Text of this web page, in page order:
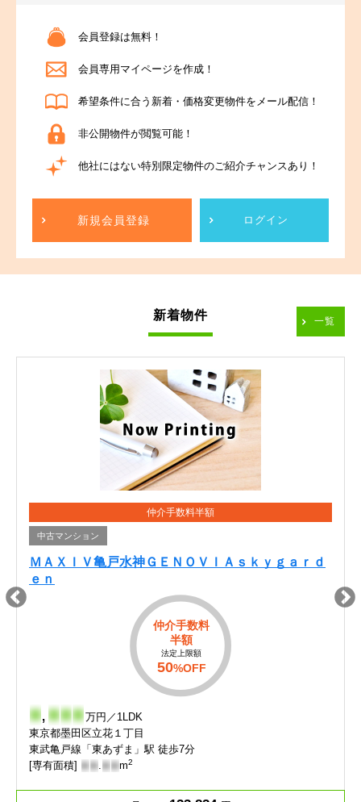
会員登録は無料！
会員専用マイページを作成！
希望条件に合う新着・価格変更物件をメール配信！
非公開物件が閲覧可能！
他社にはない特別限定物件のご紹介チャンスあり！
新規会員登録 ログイン
新着物件 一覧
仲介手数料半額
中古マンション
ＭＡＸＩＶ亀戸水神ＧＥＮＯＶＩＡｓｋｙｇａｒｄ
ｅｎ
仲介手数料
半額
法定上限額
50%OFF
- ,- - - 万円／1LDK
東京都墨田区立花１丁目
東武亀戸線「東あずま」駅 徒歩7分
[専有面積] - - .- - m2